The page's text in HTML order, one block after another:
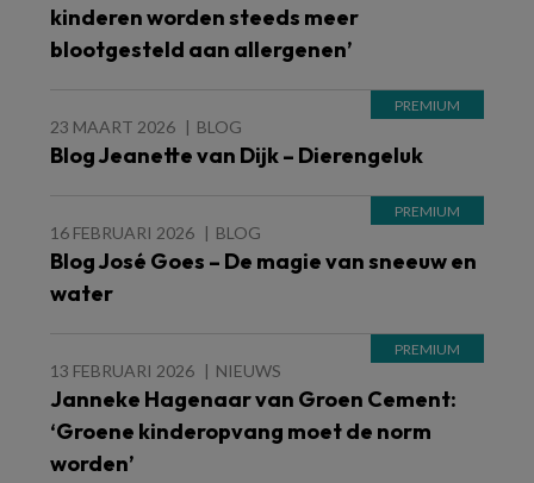
kinderen worden steeds meer
blootgesteld aan allergenen’
23 MAART 2026 BLOG
Blog Jeanette van Dijk – Dierengeluk
16 FEBRUARI 2026 BLOG
Blog José Goes – De magie van sneeuw en
water
13 FEBRUARI 2026 NIEUWS
Janneke Hagenaar van Groen Cement:
‘Groene kinderopvang moet de norm
worden’